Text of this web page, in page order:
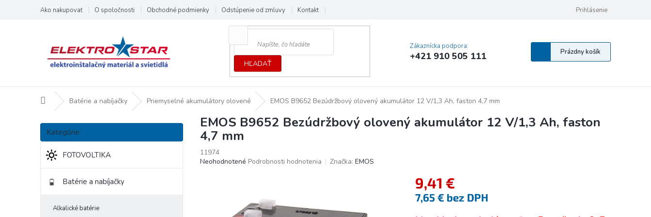
obsah
Ako nakupovať O spoločnosti Obchodné podmienky Odstúpenie od zmluvy Kontakt Vyhlásenie o prístupnosti
Prihlásenie
HĽADAŤ
Zákaznícka podpora:
+421 910 505 111
Nákupný
košík
Prázdny košík
DomovBatérie a nabíjačky Priemyselné akumulátory olovené EMOS B9652 Bezúdržbový olovený akumulátor 12 V/1,3 Ah, faston 4,7 mm
B
č
n
Preskočiť
kategórie
Kategórie
FOTOVOLTIKA
Batérie a nabíjačky
Alkalické batérie
EMOS B9652 Bezúdržbový olovený akumulátor 12 V/1,3 Ah, faston
4,7 mm
11974
Priemerné
Neohodnotené Podrobnosti hodnotenia Značka: EMOS
9,41 €
7,65 € bez DPH